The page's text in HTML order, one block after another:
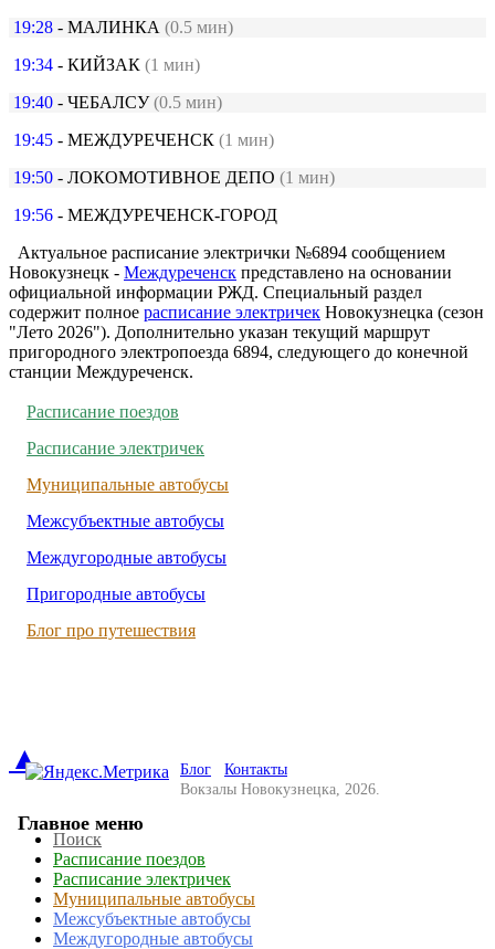
19:28 - МАЛИНКА (0.5 мин)
19:34 - КИЙЗАК (1 мин)
19:40 - ЧЕБАЛСУ(0.5 мин)
19:45 - МЕЖДУРЕЧЕНСК (1 мин)
19:50 - ЛОКОМОТИВНОЕ ДЕПО (1 мин)
19:56 - МЕЖДУРЕЧЕНСК-ГОРОД
Актуальное расписание электрички №6894 сообщением
Новокузнецк - Междуреченск представлено на основании
официальной информации РЖД. Специальный раздел
содержит полное расписание электричек Новокузнецка (сезон
"Лето 2026"). Дополнительно указан текущий маршрут
пригородного электропоезда 6894, следующего до конечной
станции Междуреченск.
Расписание поездов
Расписание электричек
Муниципальные автобусы
Межсубъектные автобусы
Междугородные автобусы
Пригородные автобусы
Блог про путешествия
▲ Блог
Контакты
Вокзалы Новокузнецка, 2026.
Главное меню
Поиск
Расписание поездов
Расписание электричек
Муниципальные автобусы
Межсубъектные автобусы
Междугородные автобусы